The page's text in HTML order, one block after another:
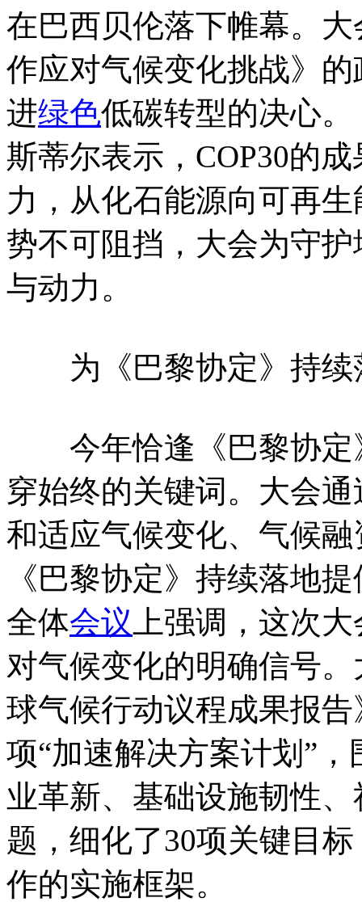
在巴西贝伦落下帷幕。
作应对气候变化挑战》
进绿色低碳转型的决心
斯蒂尔表示，COP30的
力，从化石能源向可再
势不可阻挡，大会为守
与动力。
为《巴黎协定》持续
今年恰逢《巴黎协定
穿始终的关键词。大会
和适应气候变化、气候
《巴黎协定》持续落地
全体会议 上强调，这次
对气候变化的明确信号
球气候行动议程成果报
项“加速解决方案计划”
业革新、基础设施韧性
题，细化了30项关键目
作的实施框架。